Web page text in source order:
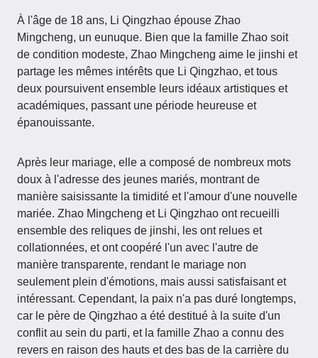
À l'âge de 18 ans, Li Qingzhao épouse Zhao
Mingcheng, un eunuque. Bien que la famille Zhao soit
de condition modeste, Zhao Mingcheng aime le jinshi et
partage les mêmes intérêts que Li Qingzhao, et tous
deux poursuivent ensemble leurs idéaux artistiques et
académiques, passant une période heureuse et
épanouissante.
Après leur mariage, elle a composé de nombreux mots
doux à l'adresse des jeunes mariés, montrant de
manière saisissante la timidité et l'amour d'une nouvelle
mariée. Zhao Mingcheng et Li Qingzhao ont recueilli
ensemble des reliques de jinshi, les ont relues et
collationnées, et ont coopéré l'un avec l'autre de
manière transparente, rendant le mariage non
seulement plein d'émotions, mais aussi satisfaisant et
intéressant. Cependant, la paix n'a pas duré longtemps,
car le père de Qingzhao a été destitué à la suite d'un
conflit au sein du parti, et la famille Zhao a connu des
revers en raison des hauts et des bas de la carrière du